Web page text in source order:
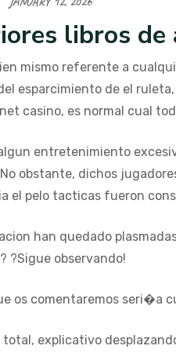
libros
mismo referente a
esparcimiento de el
casino, es normal cual
entretenimiento
obstante, dichos
el pelo tacticas fueron
han quedado
?Sigue observando!
os comentaremos seri�a
total, explicativo